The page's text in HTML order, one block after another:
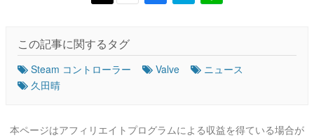
この記事に関するタグ
Steam コントローラー Valve
ニュース
久田晴
本ページはアフィリエイトプログラムによる収益を得ている場合が